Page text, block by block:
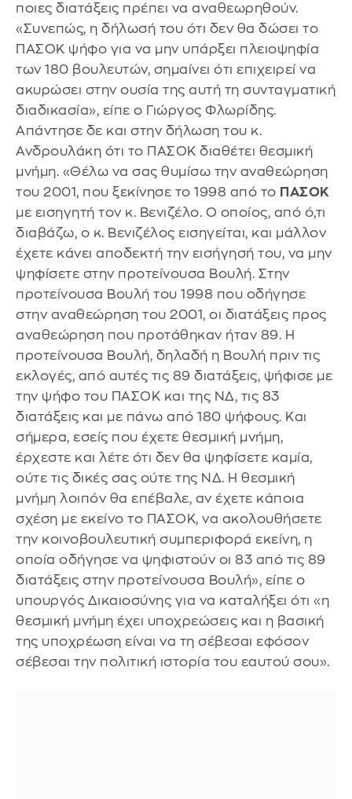
ποιες διατάξεις πρέπει να αναθεωρηθούν.
«Συνεπώς, η δήλωσή του ότι δεν θα δώσει το
ΠΑΣΟΚ ψήφο για να μην υπάρξει πλειοψηφία
των 180 βουλευτών, σημαίνει ότι επιχειρεί να
ακυρώσει στην ουσία της αυτή τη συνταγματική
διαδικασία», είπε ο Γιώργος Φλωρίδης.
Απάντησε δε και στην δήλωση του κ.
Ανδρουλάκη ότι το ΠΑΣΟΚ διαθέτει θεσμική
μνήμη. «Θέλω να σας θυμίσω την αναθεώρηση
του 2001, που ξεκίνησε το 1998 από το ΠΑΣΟΚ
με εισηγητή τον κ. Βενιζέλο. Ο οποίος, από ό,τι
διαβάζω, ο κ. Βενιζέλος εισηγείται, και μάλλον
έχετε κάνει αποδεκτή την εισήγησή του, να μην
ψηφίσετε στην προτείνουσα Βουλή. Στην
προτείνουσα Βουλή του 1998 που οδήγησε
στην αναθεώρηση του 2001, οι διατάξεις προς
αναθεώρηση που προτάθηκαν ήταν 89. Η
προτείνουσα Βουλή, δηλαδή η Βουλή πριν τις
εκλογές, από αυτές τις 89 διατάξεις, ψήφισε με
την ψήφο του ΠΑΣΟΚ και της ΝΔ, τις 83
διατάξεις και με πάνω από 180 ψήφους. Και
σήμερα, εσείς που έχετε θεσμική μνήμη,
έρχεστε και λέτε ότι δεν θα ψηφίσετε καμία,
ούτε τις δικές σας ούτε της ΝΔ. Η θεσμική
μνήμη λοιπόν θα επέβαλε, αν έχετε κάποια
σχέση με εκείνο το ΠΑΣΟΚ, να ακολουθήσετε
την κοινοβουλευτική συμπεριφορά εκείνη, η
οποία οδήγησε να ψηφιστούν οι 83 από τις 89
διατάξεις στην προτείνουσα Βουλή», είπε ο
υπουργός Δικαιοσύνης για να καταλήξει ότι «η
θεσμική μνήμη έχει υποχρεώσεις και η βασική
της υποχρέωση είναι να τη σέβεσαι εφόσον
σέβεσαι την πολιτική ιστορία του εαυτού σου».